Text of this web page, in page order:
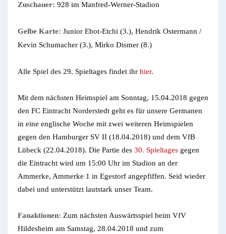
Zuschauer: 928 im Manfred-Werner-Stadion
Gelbe Karte: Junior Ebot-Etchi (3.), Hendrik Ostermann /
Kevin Schumacher (3.), Mirko Dismer (8.)
Alle Spiel des 29. Spieltages findet ihr hier.
Mit dem nächsten Heimspiel am Sonntag, 15.04.2018 gegen
den FC Eintracht Norderstedt geht es für unsere Germanen
in eine englische Woche mit zwei weiteren Heimspielen
gegen den Hamburger SV II (18.04.2018) und dem VfB
Lübeck (22.04.2018). Die Partie des 30. Spieltages gegen
die Eintracht wird um 15:00 Uhr im Stadion an der
Ammerke, Ammerke 1 in Egestorf angepfiffen. Seid wieder
dabei und unterstützt lautstark unser Team.
Fanaktionen: Zum nächsten Auswärtsspiel beim VfV
Hildesheim am Samstag, 28.04.2018 und zum